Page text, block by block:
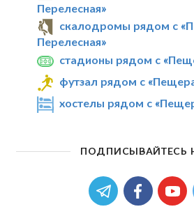
Перелесная»
скалодромы рядом с
Перелесная»
стадионы рядом с
футзал рядом с
хостелы рядом с
ПОДПИСЫВАЙТЕСЬ